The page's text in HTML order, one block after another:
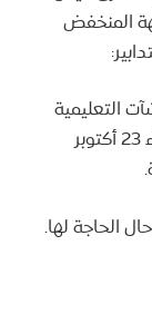
المنخفض
التعليمية
الحكومية والخاصة، ابتداء من يوم غد الأربعاء 23 أكتوبر
الحاجة لها.